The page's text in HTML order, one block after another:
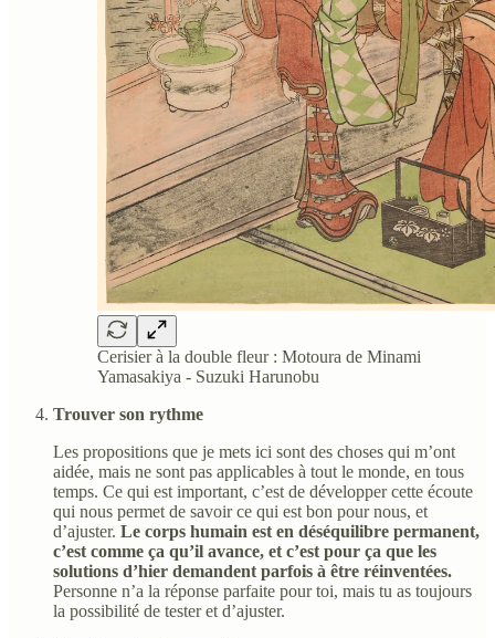
Cerisier à la double fleur : Motoura de Minami
Yamasakiya - Suzuki Harunobu
Trouver son rythme
Les propositions que je mets ici sont des choses qui m’ont
aidée, mais ne sont pas applicables à tout le monde, en tous
temps. Ce qui est important, c’est de développer cette écoute
qui nous permet de savoir ce qui est bon pour nous, et
d’ajuster. Le corps humain est en déséquilibre permanent,
c’est comme ça qu’il avance, et c’est pour ça que les
solutions d’hier demandent parfois à être réinventées.
Personne n’a la réponse parfaite pour toi, mais tu as toujours
la possibilité de tester et d’ajuster.